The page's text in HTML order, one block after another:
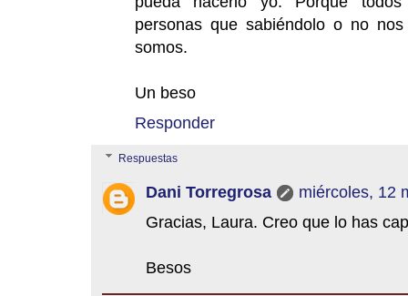
personas que sabiéndolo o no
somos.
Un beso
Responder
Respuestas
Dani Torregrosa
miércoles, 12
Gracias, Laura. Creo que lo has
Besos